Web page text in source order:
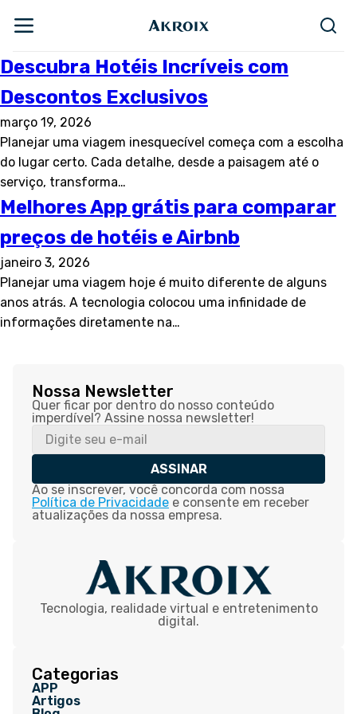
Descubra Hotéis Incríveis com
Descontos Exclusivos
março 19, 2026
Planejar uma viagem inesquecível começa com a escolha
do lugar certo. Cada detalhe, desde a paisagem até o
serviço, transforma…
Melhores App grátis para comparar
preços de hotéis e Airbnb
janeiro 3, 2026
Planejar uma viagem hoje é muito diferente de alguns
anos atrás. A tecnologia colocou uma infinidade de
informações diretamente na…
Nossa Newsletter
Quer ficar por dentro do nosso conteúdo
imperdível? Assine nossa newsletter!
ASSINAR
Ao se inscrever, você concorda com nossa
Política de Privacidade e consente em receber
atualizações da nossa empresa.
Tecnologia, realidade virtual e entretenimento
digital.
Categorias
APP
Artigos